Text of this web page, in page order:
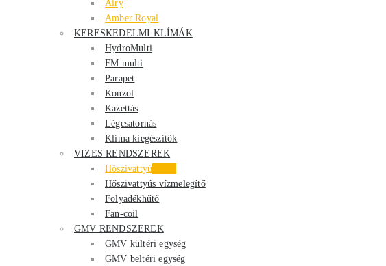
Airy
Amber Royal
KERESKEDELMI KLÍMÁK
HydroMulti
FM multi
Parapet
Konzol
Kazettás
Légcsatornás
Klíma kiegészítők
VIZES RENDSZEREK
Hőszivattyú
Hőszivattyús vízmelegítő
Folyadékhűtő
Fan-coil
GMV RENDSZEREK
GMV kültéri egység
GMV beltéri egység